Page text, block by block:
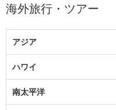
海外旅行・ツアー
アジア
ハワイ
南太平洋